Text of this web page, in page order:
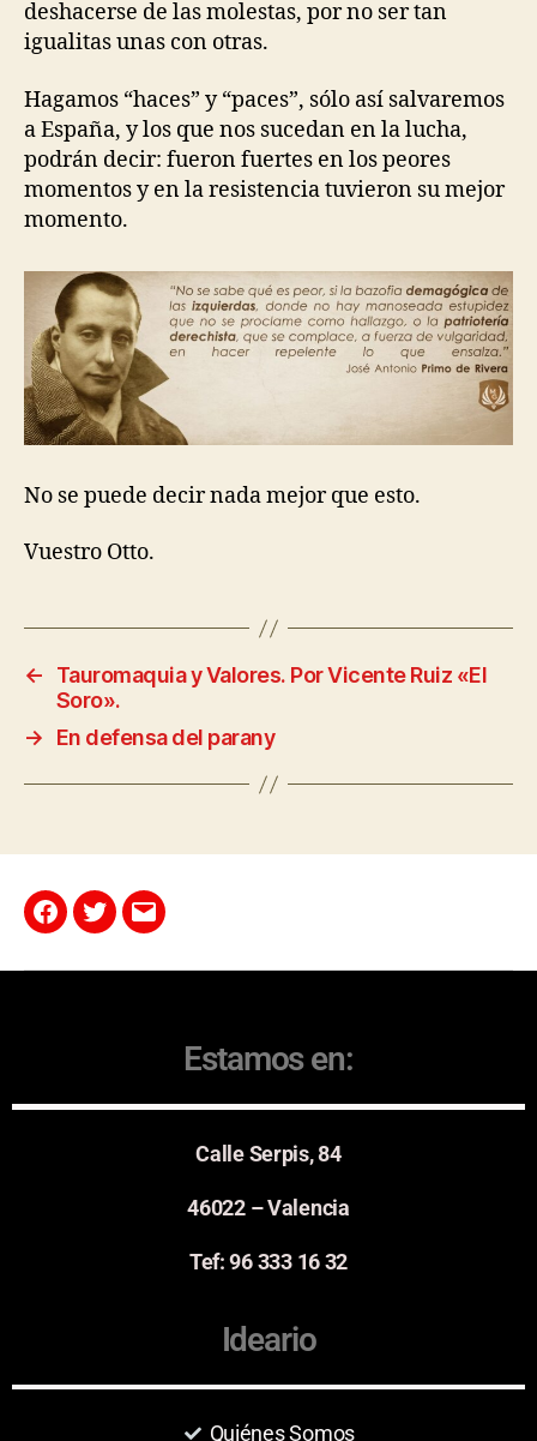
deshacerse de las molestas, por no ser tan
igualitas unas con otras.
Hagamos “haces” y “paces”, sólo así salvaremos
a España, y los que nos sucedan en la lucha,
podrán decir: fueron fuertes en los peores
momentos y en la resistencia tuvieron su mejor
momento.
No se puede decir nada mejor que esto.
Vuestro Otto.
←
Tauromaquia y Valores. Por Vicente Ruiz «El
Soro».
→
En defensa del parany
Estamos en:
Calle Serpis, 84
46022 – Valencia
Tef: 96 333 16 32
Ideario
Quiénes Somos